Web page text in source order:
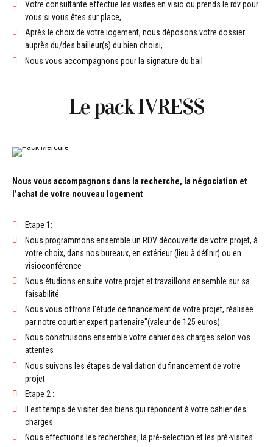
Votre consultante effectue les visites en visio ou prends le rdv pour
vous si vous êtes sur place,
Après le choix de votre logement, nous déposons votre dossier
auprès du/des bailleur(s) du bien choisi,
Nous vous accompagnons pour la signature du bail
Le pack IVRESS
Nous vous accompagnons dans la recherche, la négociation et
l’achat de votre nouveau logement
Etape 1:
Nous programmons ensemble un RDV découverte de votre projet, à
votre choix, dans nos bureaux, en extérieur (lieu à définir) ou en
visioconférence
Nous étudions ensuite votre projet et travaillons ensemble sur sa
faisabilité
Nous vous offrons l'étude de financement de votre projet, réalisée
par notre courtier expert partenaire"(valeur de 125 euros)
Nous construisons ensemble votre cahier des charges selon vos
attentes
Nous suivons les étapes de validation du financement de votre
projet
Etape 2 :
Il est temps de visiter des biens qui répondent à votre cahier des
charges
Nous effectuons les recherches, la pré-selection et les pré-visites